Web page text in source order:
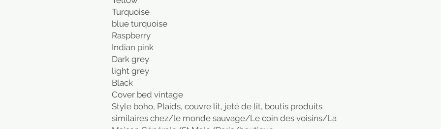
Turquoise
blue turquoise
Raspberry
Indian pink
Dark grey
light grey
Black
Cover bed vintage
Style boho, Plaids, couvre lit, jeté de lit, boutis produits
similaires chez/le monde sauvage/Le coin des voisins/La